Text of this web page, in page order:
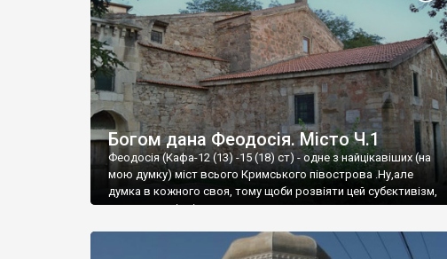
Богом дана Феодосія. Місто Ч.1
Феодосія (Кафа-12 (13) -15 (18) ст) - одне з найцікавіших (на
мою думку) міст всього Кримського півострова .Ну,але
думка в кожного своя, тому щоби розвіяти цей субєктивізм,
запрошую відвідати це